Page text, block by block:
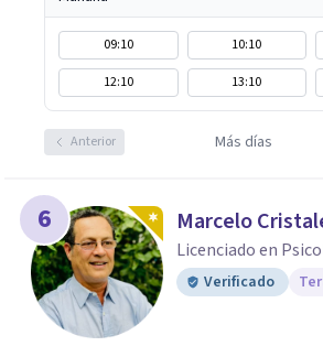
09:10 10:10
12:10
13:10
Anterior Más días
6 Marcelo
Licenciado en
Verificado